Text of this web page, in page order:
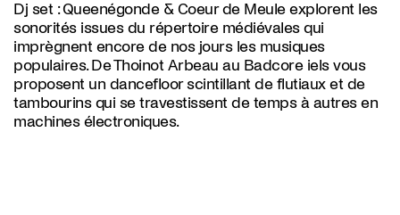
Dj set : Queenégonde & Coeur de Meuleexplorent les
sonorités issues du répertoire médiévales qui
imprègnent encore de nos jours les musiques
populaires. De Thoinot Arbeau au Badcore iels vous
proposent un dancefloor scintillant de flutiaux et de
tambourins qui se travestissent de temps à autres en
machines électroniques.